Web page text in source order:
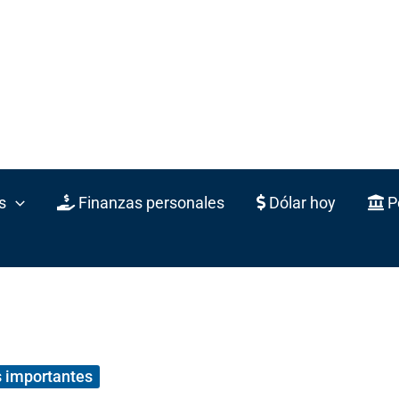
Finanzas personales Dólar hoy
importantes